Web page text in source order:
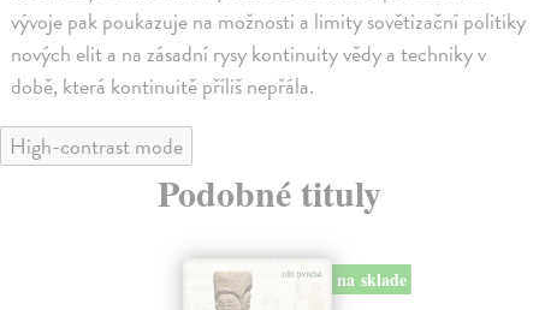
vývoje pak poukazuje na možnosti a limity sovětizační politiky
nových elit a na zásadní rysy kontinuity vědy a techniky v
době, která kontinuitě příliš nepřála.
High-contrast mode
Podobné tituly
na sklade